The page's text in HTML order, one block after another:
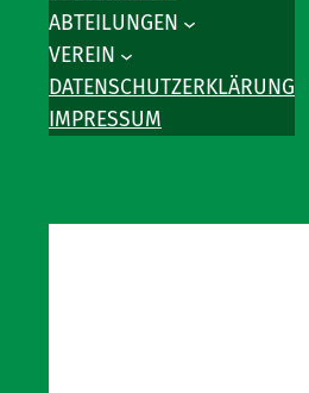
ABTEILUNGEN
VEREIN
DATENSCHUTZERKLÄRUNG
IMPRESSUM